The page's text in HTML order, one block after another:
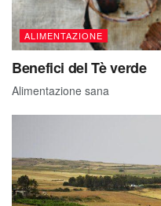
ALIMENTAZIONE
Benefici del Tè verde
Alimentazione sana